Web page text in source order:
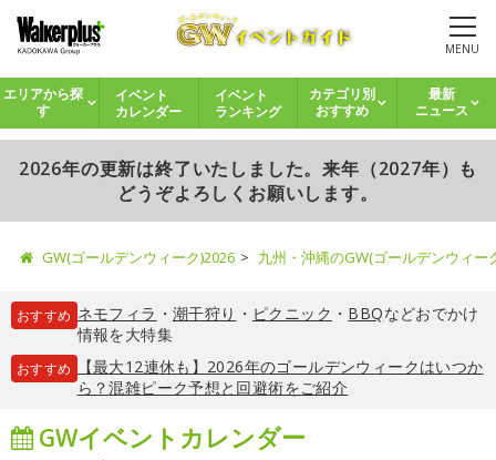
MENU
エリアから探
す
イベント
カレンダー
イベント
ランキング
カテゴリ別
おすすめ
最新
ニュース
2026年の更新は終了いたしました。来年（2027年）も
どうぞよろしくお願いします。
GW(ゴールデンウィーク)2026 九州・沖縄のGW(ゴールデンウィ
おすすめ ネモフィラ ・ 潮干狩り ・ ピクニック ・ BBQなどおでかけ
情報を大特集
おすすめ
【最大12連休も】2026年のゴールデンウィークはいつか
ら？混雑ピーク予想と回避術をご紹介
GWイベントカレンダー